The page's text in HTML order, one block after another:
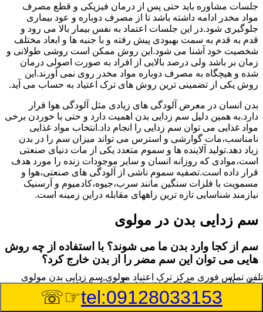
جلسات مشاوره باید حتی پس از درمان فیزیکی و قطع مصرف
مواد مخدر ادامه داشته باشد تا از مصرف دوباره و عود بیماری
جلوگیری شود.در این جلسات اعتماد به نفس بیمار بالا می رود و
قدم به قدم به سمت بهبودی پیش رفته و با جنبه ها و ابعاد مختلف
شخصیت خود آشنا می شود.این روش ممکن است روشی طولانی و
زمان بر باشد ولی درصد بالایی از افراد به صورت اصولی درمان
شده و هیچگاه به مصرف دوباره مواد مخدر روی نمی آورند.این
روش یکی از تضمینی ترین روش های ترک اعتیاد به حساب می آید.
بدن انسان در معرض آلودگی های زیادی مثل آلودگی هوا قرار
دارد.به همین دلیل سم زدایی بدن اهمیت دارد و حتی با خوردن برخی
مواد غذایی می توان سم زدایی را انجام داد.انتخاب مواد غذایی
نامناسب،مات گوارشی و استرس می تواند میزان سم را در بدن
زیاد دهد.تولید آلاینده ها و سموم متعدد یکی از مات دنیای صنعتی
است،موادی که روزانه انسان و سایر موجودات زنده را مورد هدف
قرار داده است.تصفیه سموم ناشی از آلودگی های صنعتی،هوا و
مسمویت با فلزات سنگین مانند سرب،جیوه،کادمیوم و آرسنیک
نیازمند شناسایی تازه ترین راههای مقابله دراین زمینه است.
سم زدایی بدن در مولوی
سم از کجا وارد بدن ما می شوند؟ با استفاده از چه روش
هایی می توان این سم مضر را از بدن خارج کرد؟
بطور کلی سم موجود در بدن به دو گروه عمده تقسیم می
شوند.بخش بزرگی از این سموم مثل مواد به جا مانده از سموم
گیاهی و آفت کش ها،فلزات سنگین ناشی از آلودگی هوا،انواع
تلفن تماس فوری مرکز ترک اعتیاد مولوی,سم زدایی بدن مولوی
tel:09128033153
☞☏